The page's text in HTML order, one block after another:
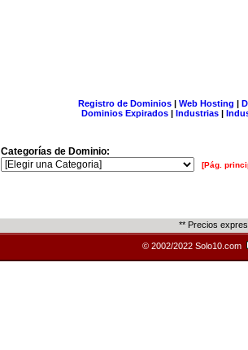
Registro de Dominios| Web Hosting |
Dominios Expirados | Industrias |
Categorías de Dominio:
[Pág.
** Precios
© 2002/2022 Solo10.com